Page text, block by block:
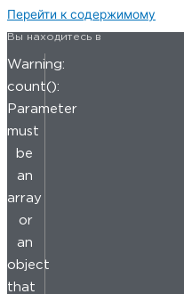
Перейти к содержимому
Вы находитесь в
Warning:
count():
Parameter
must
be
an
array
or
an
object
that